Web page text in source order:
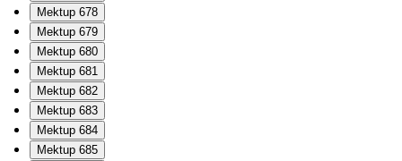
Mektup 678
Mektup 679
Mektup 680
Mektup 681
Mektup 682
Mektup 683
Mektup 684
Mektup 685